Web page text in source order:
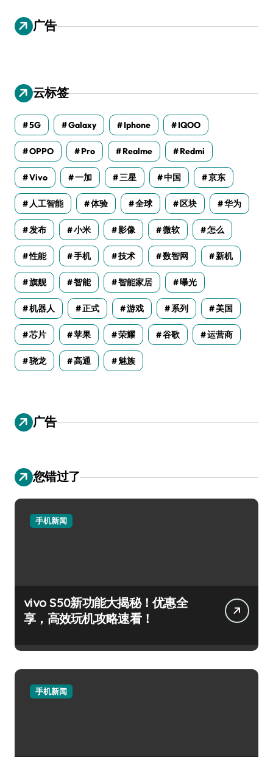
广告
云标签
5G Galaxy Iphone IQOO
OPPO Pro Realme Redmi
Vivo 一加 三星 中国 京东
人工智能 体验 全球 区块 华为
发布 小米 影像 微软 怎么
性能 手机 技术 数智网 新机
旗舰 智能 智能家居 曝光
机器人 正式 游戏 系列 美国
芯片 苹果 荣耀 谷歌 运营商
骁龙 高通 魅族
广告
您错过了
手机新闻
vivo S50新功能大揭秘！优惠全
享，高效玩机攻略速看！
手机新闻